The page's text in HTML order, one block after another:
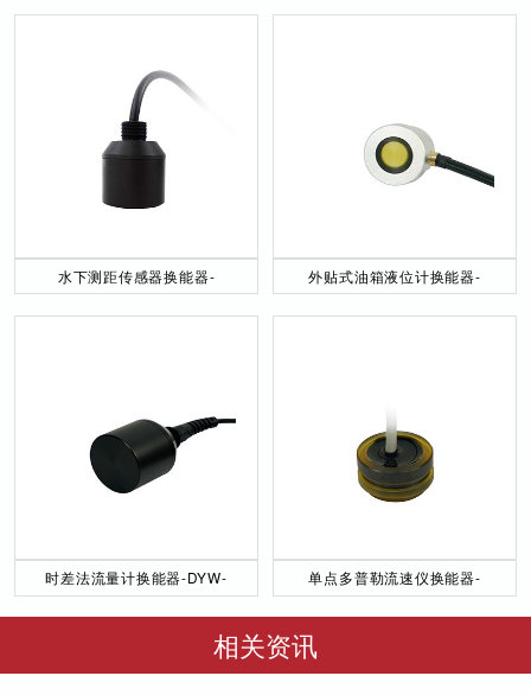
水下测距传感器换能器-
外贴式油箱液位计换能器-
时差法流量计换能器-DYW-
单点多普勒流速仪换能器-
相关资讯